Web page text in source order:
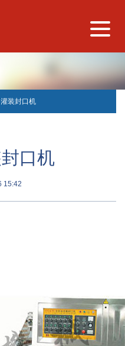
装封口机
口机
15:42